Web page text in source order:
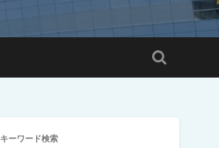
キーワード検索